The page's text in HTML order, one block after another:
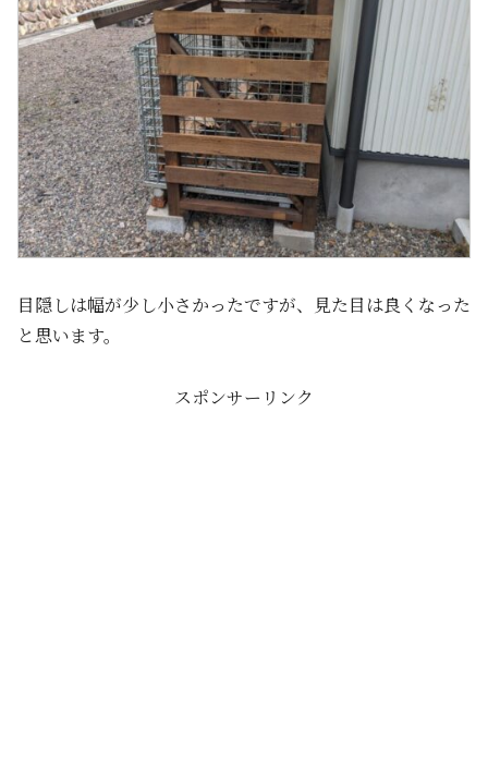
目隠しは幅が少し小さかったですが、見た目は良くなった
と思います。
スポンサーリンク